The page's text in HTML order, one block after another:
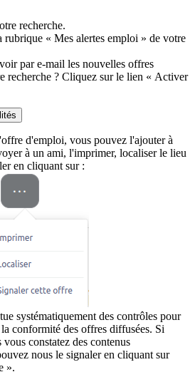
recherche.
rubrique « Mes alertes emploi » de votre
par e-mail les nouvelles offres
recherche ? Cliquez sur le lien « Activer
d'emploi, vous pouvez l'ajouter à
à un ami, l'imprimer, localiser le lieu
en cliquant sur :
systématiquement des contrôles pour
conformité des offres diffusées. Si
constatez des contenus
nous le signaler en cliquant sur
».